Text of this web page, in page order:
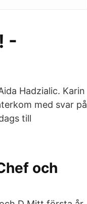
-
Hadzialic. Karin
med svar på
till
och